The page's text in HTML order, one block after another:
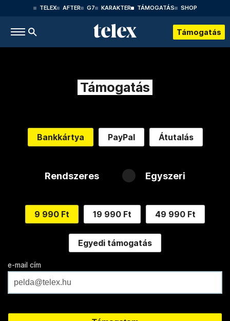
TELEX AFTER G7 KARAKTER TÁMOGATÁS SHOP
Támogatás
Támogatás
Bankkártya PayPal Átutalás
Rendszeres Egyszeri
9 990 Ft 19 990 Ft 49 990 Ft
Egyedi támogatás
e-mail cím